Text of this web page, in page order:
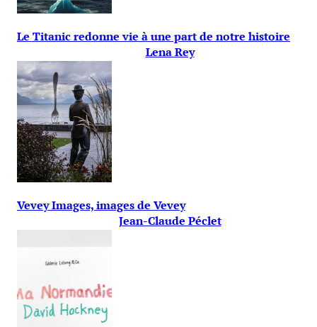
Le Titanic redonne vie à une part de notre histoire
Lena Rey
Vevey Images, images de Vevey
Jean-Claude Péclet